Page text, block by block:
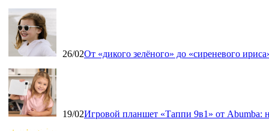
26/02От «дикого зелёного» до «сиреневого
19/02Игровой планшет «Таппи 9в1» от Abumba: